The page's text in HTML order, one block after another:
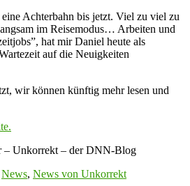
Achterbahn bis jetzt. Viel zu viel zu
im Reisemodus… Arbeiten und
hat mir Daniel heute als
auf die Neuigkeiten
wir können künftig mehr lesen und
– Unkorrekt – der DNN-Blog
News, News von Unkorrekt